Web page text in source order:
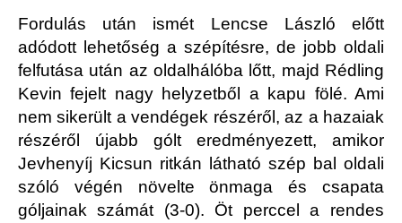
Fordulás után ismét Lencse László előtt
adódott lehetőség a szépítésre, de jobb oldali
felfutása után az oldalhálóba lőtt, majd Rédling
Kevin fejelt nagy helyzetből a kapu fölé. Ami
nem sikerült a vendégek részéről, az a hazaiak
részéről újabb gólt eredményezett, amikor
Jevhenyíj Kicsun ritkán látható szép bal oldali
szóló végén növelte önmaga és csapata
góljainak számát (3-0). Öt perccel a rendes